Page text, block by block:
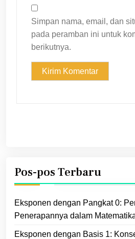
Simpan nama, email, dan
pada peramban ini untuk
berikutnya.
Pos-pos Terbaru
Eksponen dengan Pangkat 0:
Penerapannya dalam
Eksponen dengan Basis 1: